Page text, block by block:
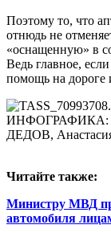
Поэтому то, что
отнюдь не
«оснащенную» в
Ведь главное,
помощь на дороге
ИНФОГРАФИКА:
ДЕДОВ,
Читайте также:
Министру МВД
автомобиля